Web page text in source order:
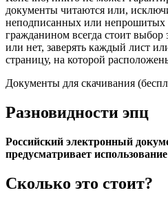
документы читаются или,
неподписанных или непрошитых
гражданином всегда стоит
или нет, заверять каждый лист
страницу, на которой
Документы для скачивания
Разновидности эпц
Российский электронный
предусматривает
Сколько это стоит?